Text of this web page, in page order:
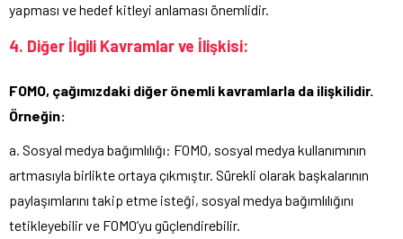
yapması ve hedef kitleyi anlaması önemlidir.
4. Diğer İlgili Kavramlar ve İlişkisi:
FOMO, çağımızdaki diğer önemli kavramlarla da ilişkilidir.
Örneğin:
a. Sosyal medya bağımlılığı: FOMO, sosyal medya kullanımının
artmasıyla birlikte ortaya çıkmıştır. Sürekli olarak başkalarının
paylaşımlarını takip etme isteği, sosyal medya bağımlılığını
tetikleyebilir ve FOMO’yu güçlendirebilir.